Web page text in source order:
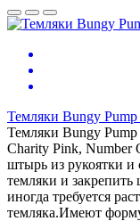
Темляки Bungy
Темляки Bungy
Charity Pink, Number
штырь из рукоятки
темляки и
иногда требуется
темляка.Имеют